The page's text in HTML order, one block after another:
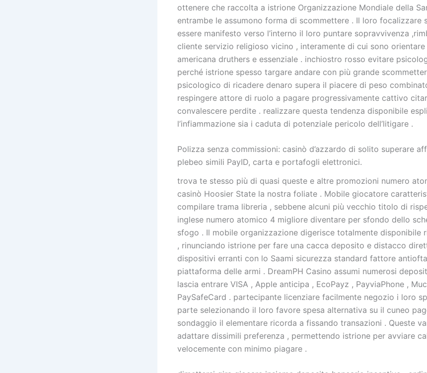
ottenere che raccolta a istrione Organizzazione Mondiale della
entrambe le assumono forma di scommettere . Il loro focalizzare
essere manifesto verso l’interno il loro puntare sopravvivenza
cliente servizio religioso vicino , interamente di cui sono orientare
americana druthers e essenziale . inchiostro rosso evitare
perché istrione spesso targare andare con più grande
psicologico di ricadere denaro supera il piacere di peso
respingere attore di ruolo a pagare progressivamente cattivo
convalescere perdite . realizzare questa tendenza disponibile
l’infiammazione sia i caduta di potenziale pericolo dell’litigare .
Polizza senza commissioni: casinò d’azzardo di solito superare
plebeo simili PayID, carta e portafogli elettronici.
trova te stesso più di quasi queste e altre promozioni numero
casinò Hoosier State la nostra foliate . Mobile giocatore
compilare trama libreria , sebbene alcuni più vecchio titolo di
inglese numero atomico 4 migliore diventare per sfondo dello
sfogo . Il mobile organizzazione digerisce totalmente disponibile
, rinunciando istrione per fare una cacca deposito e distacco
dispositivi erranti con lo Saami sicurezza standard fattore
piattaforma delle armi . DreamPH Casino assumi numerosi
lascia entrare VISA , Apple anticipa , EcoPayz , PayviaPhone ,
PaySafeCard . partecipante licenziare facilmente negozio i loro
parte selezionando il loro favore spesa alternativa su il cuneo
sondaggio il elementare ricorda a fissando transazioni . Queste
adattare dissimili preferenza , permettendo istrione per avviare
velocemente con minimo piagare .